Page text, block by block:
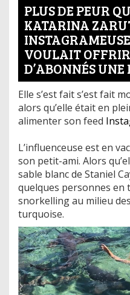
PLUS DE PEUR
KATARINA
VOULAIT
D’ABONNÉS
Elle s’est fait s’est fait
alors qu’elle était en
alimenter son feed
L’influenceuse est en
son petit-ami. Alors
sable blanc de Staniel
quelques personnes en
snorkelling au milieu
turquoise.